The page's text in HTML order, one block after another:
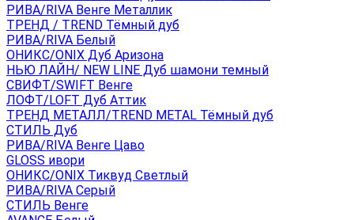
РИВА/RIVA Венге Металлик
TРЕНД / TREND Тёмный дуб
РИВА/RIVA Белый
ОНИКС/ONIX Дуб Аризона
НЬЮ ЛАЙН/ NEW LINE Дуб шамони темный
СВИФТ/SWIFT Венге
ЛОФТ/LOFT Дуб Аттик
ТРЕНД МЕТАЛЛ/TREND METAL Тёмный дуб
СТИЛЬ Дуб
РИВА/RIVA Венге Цаво
GLOSS ивори
ОНИКС/ONIX Тиквуд Светлый
РИВА/RIVA Серый
СТИЛЬ Венге